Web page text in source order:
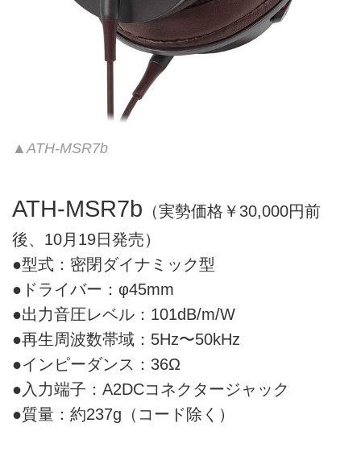
▲ATH-MSR7b
ATH-MSR7b （実勢価格￥30,000円前
後、10月19日発売）
●型式：密閉ダイナミック型
●ドライバー：φ45mm
●出力音圧レベル：101dB/m/W
●再生周波数帯域：5Hz〜50kHz
●インピーダンス：36Ω
●入力端子：A2DCコネクタージャック
●質量：約237g（コード除く）